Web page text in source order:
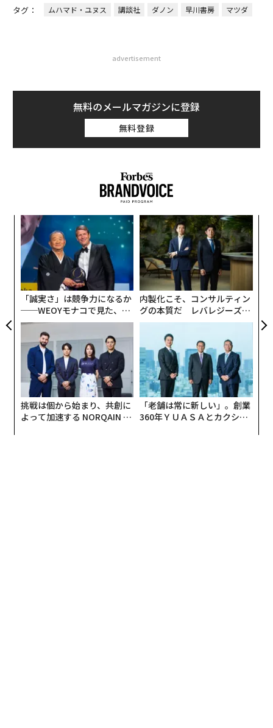
タグ： ムハマド・ユヌス 講談社 ダノン 早川書房 マツダ
advertisement
無料のメールマガジンに登録
無料登録
「誠実さ」は競争力になるか
──WEOYモナコで見た、く
ら寿司の経営哲学
内製化こそ、コンサルティン
グの本質だ レバレジーズが
実践する、次世代ファームの
挑戦は個から始まり、共創に
よって加速する NORQAIN JA
「老舗は常に新しい」。創業
360年ＹＵＡＳＡとカクシン